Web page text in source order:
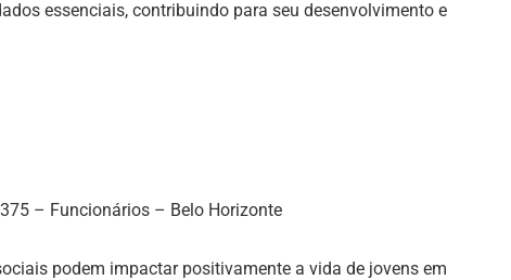
essenciais, contribuindo para seu desenvolvimento e
– Funcionários – Belo Horizonte
podem impactar positivamente a vida de jovens em